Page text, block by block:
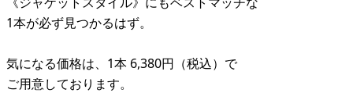
1本が必ず見つかるはず。
気になる価格は、1本 6,380円（税込）で
ご用意しております。